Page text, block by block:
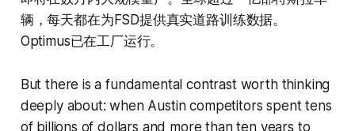
辆，每天都在为FSD提供真实道路训练数据。
Optimus已在工厂运行。
But there is a fundamental contrast worth thinking
deeply about: when Austin competitors spent tens
of billions of dollars and more than ten years to